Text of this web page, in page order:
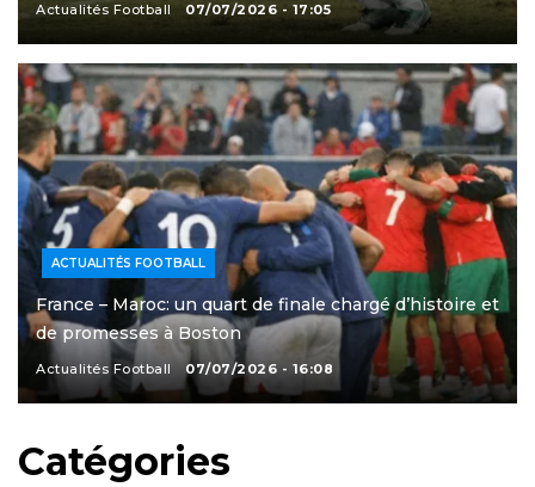
Actualités Football 07/07/2026 - 17:05
ACTUALITÉS FOOTBALL
France – Maroc: un quart de finale chargé d’histoire et
de promesses à Boston
Actualités Football 07/07/2026 - 16:08
Catégories